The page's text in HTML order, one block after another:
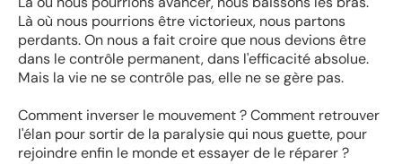
Là où nous pourrions être victorieux, nous partons
perdants. On nous a fait croire que nous devions être
dans le contrôle permanent, dans l'efficacité absolue.
Mais la vie ne se contrôle pas, elle ne se gère pas.
Comment inverser le mouvement ? Comment retrouver
l'élan pour sortir de la paralysie qui nous guette, pour
rejoindre enfin le monde et essayer de le réparer ?